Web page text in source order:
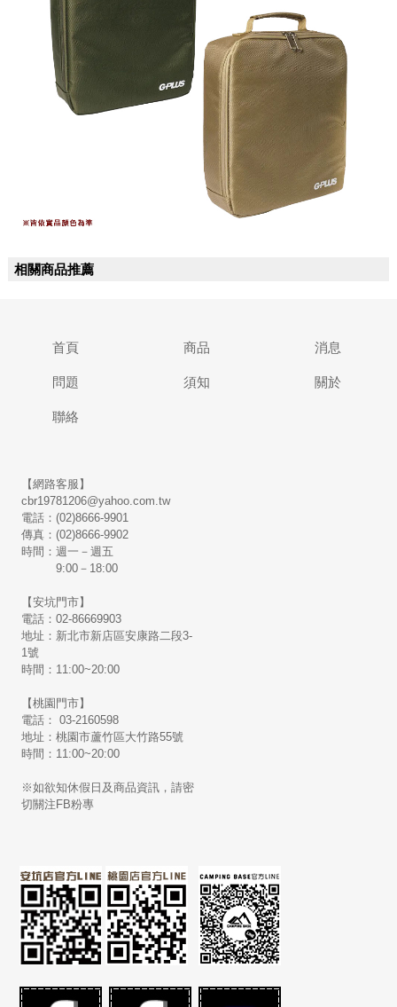
相關商品推薦
首頁 商品 消息
問題 須知 關於
聯絡
【網路客服】
cbr19781206@yahoo.com.tw
電話：(02)8666-9901
傳真：(02)8666-9902
時間：週一－週五
9:00－18:00
【安坑門市】
電話：02-86669903
地址：新北市新店區安康路二段3-
1號
時間：11:00~20:00
【桃園門市】
電話： 03-2160598
地址：桃園市蘆竹區大竹路55號
時間：11:00~20:00
※如欲知休假日及商品資訊，請密
切關注FB粉專